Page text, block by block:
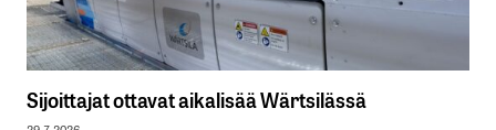
Sijoittajat ottavat aikalisää Wärtsilässä